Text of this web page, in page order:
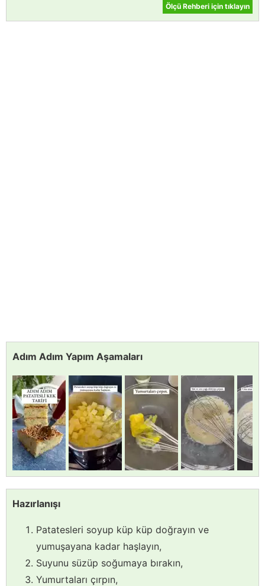
Ölçü Rehberi için tıklayın
Adım Adım Yapım Aşamaları
Hazırlanışı
Patatesleri soyup küp küp doğrayın ve
yumuşayana kadar haşlayın,
Suyunu süzüp soğumaya bırakın,
Yumurtaları çırpın,